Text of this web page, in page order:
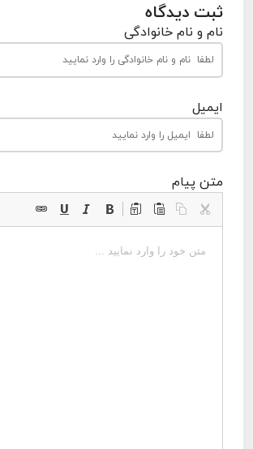
ثبت دیدگاه
نام و نام خانوادگی
ایمیل
متن پیام